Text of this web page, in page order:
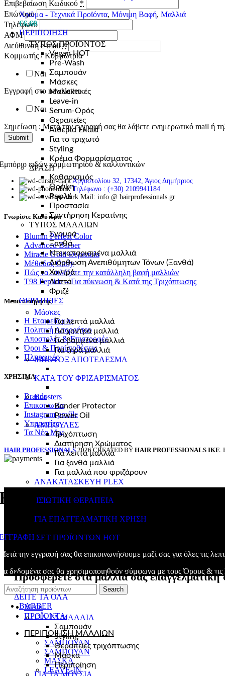
Χρώμα - Τεχνικά Προϊόντα, Μόνιμη Βαφή, Μαλλιά
€6,60
ΠΕΡΙΠΟΙΗΣΗ
ΤΥΠΟΣ ΠΡΟΪΟΝΤΟΣ
VeganHOT
Pre-Wash
Σαμπουάν
Μάσκες
Μαλακτικές
Leave-in
Serum-Ορός
Θεραπείες
Αιθέρια Έλαια
Για το τριχωτό
Styling
Κρέμα Φορμαρίσματος
ΔΡΑΣΗ
Καθαρισμός
Θρέψη
Ρεφλέ
Προστασία
Συντήρηση Κερατίνης
ΤΥΠΟΣ ΜΑΛΛΙΩΝ
Σγουρά
Ξανθά
Ντεκαπαρισμένα μαλλιά
Διόρθωση Ανεπιθύμητων Τόνων (Ξανθά)
Χοντρά
Λεπτά
Φριζέ
ΘΕΡΑΠΕΙΕΣ
Μάσκες
Για λεπτά μαλλιά
Για χοντρά μαλλιά
Για βαμμένα μαλλιά
Για ξηρά μαλλιά
ΜΠΟΤΟΞ ΑΠΟΤΕΛΕΣΜΑ
ΚΑΤΑ ΤΟΥ ΦΡΙΖΑΡΙΣΜΑΤΟΣ
Boosters
Bonder Protector
Power Oil
ΑΜΠΟΥΛΕΣ
Τριχόπτωση
Διατήρηση Χρώματος
Για λεπτά μαλλιά
Για ξανθά μαλλιά
Για μαλλιά που φριζάρουν
ΑΝΑΚΑΤΑΣΚΕΥΗ PLEX
ΙΣΙΩΤΙΚΗ ΘΕΡΑΠΕΙΑ
ΓΙΑ ΕΠΑΓΓΕΛΜΑΤΙΚΗ ΧΡΗΣΗ
ΣΕΤ ΠΡΟΪΟΝΤΩΝ HOT
Προσφέρετε στα μαλλιά σας επαγγελματική
ΔΕΙΤΕ ΤΑ ΟΛΑ
BARBER
ΓΙΑ ΤΑ ΜΑΛΛΙΑ
Σαμπουάν
Styling
Θεραπείες τριχόπτωσης
Μάσκα
Περιποίηση
ΓΙΑ ΤΑ ΜΟΥΣΙΑ
Επιβεβαίωση Κωδικού *
Επώνυμο
Τηλέφωνο
ΑΦΜ
Διεύθυνση e-mail*
Κομμωτής / Κομμώτρια
Ναι
Εγγραφή στο newsletter
Ναι
Σημείωση : Μετά την εγγραφή σας θα λάβετε ενημερωτικό mail ή
Submit
ειδών κομμωτηρίου & καλλυντικών
Αργοστολίου 32, 17342, Άγιος Δημήτριος
Τηλέφωνο : (+30) 2109941184
Mail: info @ hairprofessionals.gr
Γνωρίστε Καλύτερα
Blumin Perfect Color
Advanced Barber
Miracle Gold Θεραπεία
Μέθοδος Curly
Πώς να επιλέξετε την κατάλληλη βαφή μαλλιών
T98 Peptide – Για πύκνωση & Kατά της Tριχόπτωσης
Menu πλοήγησης
Η Εταιρεία μας
Πολιτική Απορρήτου
Αποστολές & Επιστροφές
Όροι & Προϋποθέσεις
Πληρωμές
ΧΡΗΣΙΜΑ
Brands
Επικοινωνία
Instagram profile
Υπηρεσίες
Τα Νέα Μας
HAIR PROFESSIONALS 2026 CREATED BY HAIR PROFESSIONALS ΙΚΕ.
επαγγελματίας; Κάνε
την εγγραφή σας θα επικοινωνήσουμε μαζί σας για όλες τις
δεδομένα σας θα χρησιμοποιηθούν σύμφωνα με τουςΌρους & τις
Search
Menu
ΠΡΟΪΟΝΤΑ
ΠΕΡΙΠΟΙΗΣΗ ΜΑΛΛΙΩΝ
ΣΑΜΠΟΥΑΝ
ΣΑΜΠΟΥΑΝ
ΜΑΣΚΑ
LEAVE-IN